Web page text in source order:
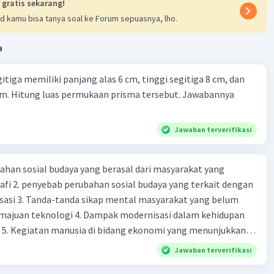
gratis sekarang!
kamu bisa tanya soal ke Forum sepuasnya, lho.
memiliki panjang alas 6 cm, tinggi segitiga 8 cm, dan
Hitung luas permukaan prisma tersebut. Jawabannya
Jawaban terverifikasi
sosial budaya yang berasal dari masyarakat yang
2. penyebab perubahan sosial budaya yang terkait dengan
3. Tanda-tanda sikap mental masyarakat yang belum
teknologi 4. Dampak modernisasi dalam kehidupan
Kegiatan manusia di bidang ekonomi yang menunjukkan
modernisasi 6. Contoh pengaruh modernisasi di bidang ilmu
pendidikan terhadap pola pikir masyarakat 7. Konsep
Jawaban terverifikasi